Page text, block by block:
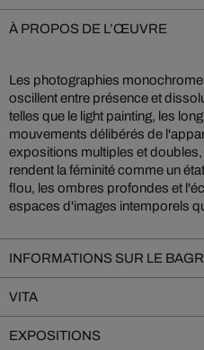
À PROPOS DE L’ŒUVRE
Les photographies
oscillent entre présence et
telles que le light painting, les
mouvements délibérés de
expositions multiples et
rendent la féminité comme un
flou, les ombres profondes et
espaces d'images intemporels
INFORMATIONS SUR LE
VITA
EXPOSITIONS